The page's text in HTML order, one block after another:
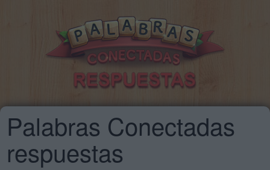
Palabras Conectadas
respuestas